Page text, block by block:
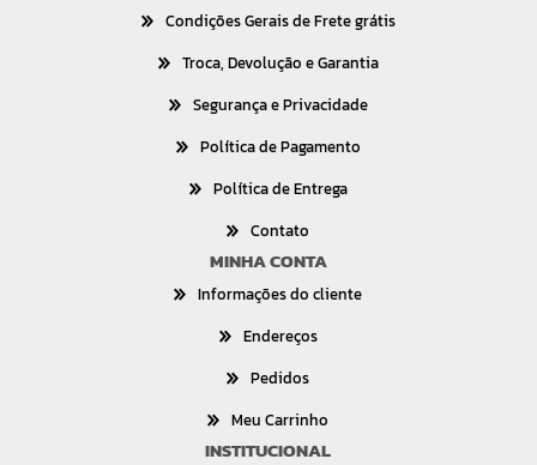
Condições Gerais de Frete grátis
Troca, Devolução e Garantia
Segurança e Privacidade
Política de Pagamento
Política de Entrega
Contato
MINHA CONTA
Informações do cliente
Endereços
Pedidos
Meu Carrinho
INSTITUCIONAL